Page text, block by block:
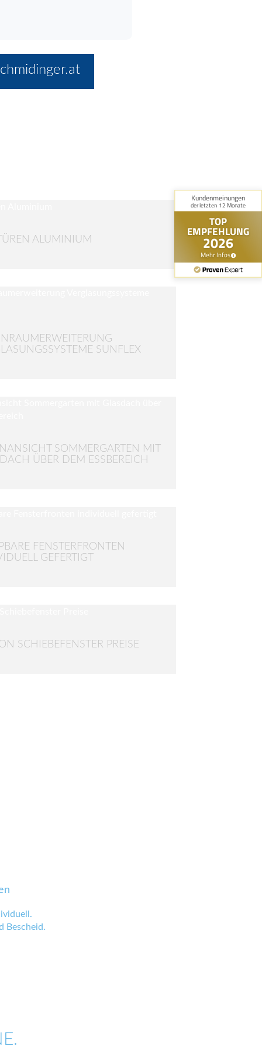
ALUMINIUM
SUNFLEX
SOMMERGARTEN MIT
ÜBER DEM ESSBEREICH
FENSTERFRONTEN
GEFERTIGT
SCHIEBEFENSTER PREISE
Bescheid.